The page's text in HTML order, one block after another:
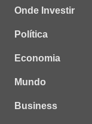
Onde Investir
Política
Economia
Mundo
Business